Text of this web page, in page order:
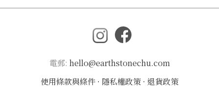
電郵: hello@earthstonechu.com
使用條款與條件 · 隱私權政策 · 退貨政策